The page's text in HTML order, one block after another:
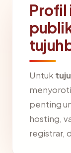
Untuk
penting
hosting,
registrar,